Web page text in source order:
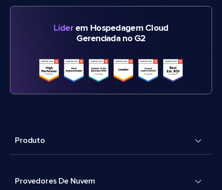
Líderem Hospedagem Cloud
Gerenciada no G2
Produto
Provedores De Nuvem